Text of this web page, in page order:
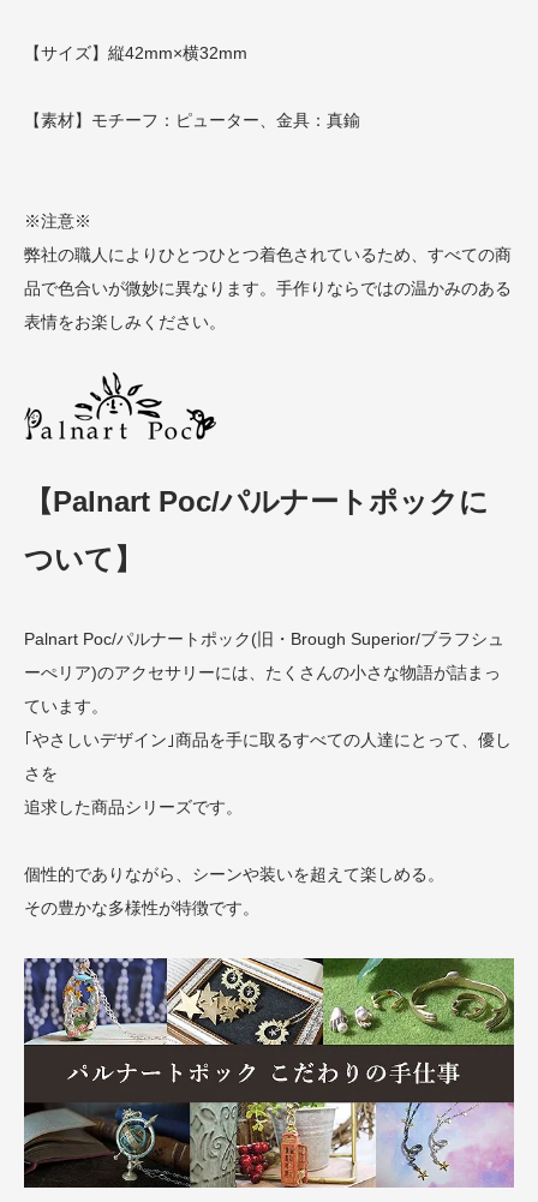
【サイズ】縦42mm×横32mm
【素材】モチーフ：ピューター、金具：真鍮
※注意※
弊社の職人によりひとつひとつ着色されているため、すべての商
品で色合いが微妙に異なります。手作りならではの温かみのある
表情をお楽しみください。
【Palnart Poc/パルナートポックに
ついて】
Palnart Poc/パルナートポック(旧・Brough Superior/ブラフシュ
ーぺリア)のアクセサリーには、たくさんの小さな物語が詰まっ
ています。
｢やさしいデザイン｣商品を手に取るすべての人達にとって、優し
さを
追求した商品シリーズです。
個性的でありながら、シーンや装いを超えて楽しめる。
その豊かな多様性が特徴です。